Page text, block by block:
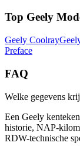
Top Geely
Geely Coolray
Preface
FAQ
Welke gegevens
Een Geely
historie, NAP-
RDW-technische